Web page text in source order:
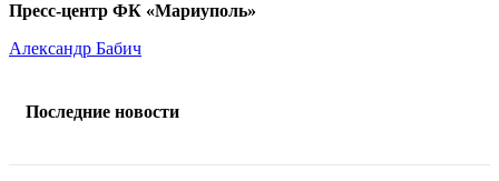
Пресс-центр ФК «Мариуполь»
Александр Бабич
Последние новости